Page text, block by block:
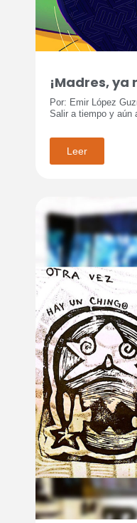
¡Madres, ya
Por: Emir López
Salir a tiempo y aún
Leer